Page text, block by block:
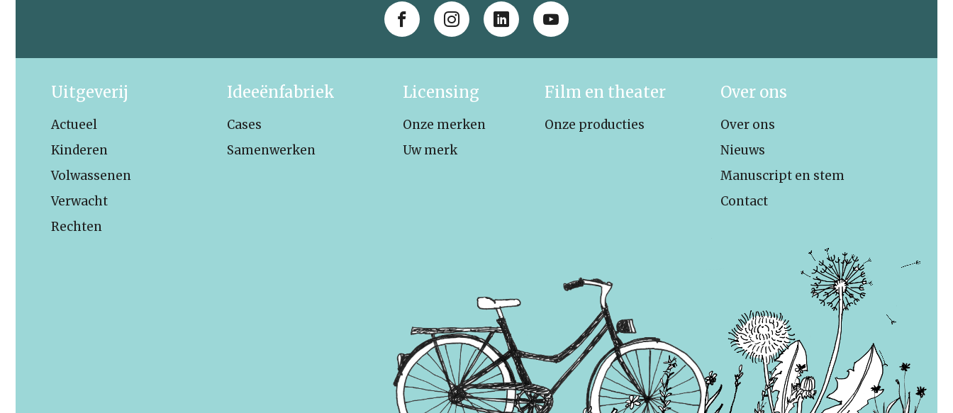
Uitgeverij
Actueel
Kinderen
Volwassenen
Verwacht
Rechten
Ideeënfabriek
Cases
Samenwerken
Licensing
Onze merken
Uw merk
Film en theater
Onze producties
Over ons
Over ons
Nieuws
Manuscript en stem
Contact